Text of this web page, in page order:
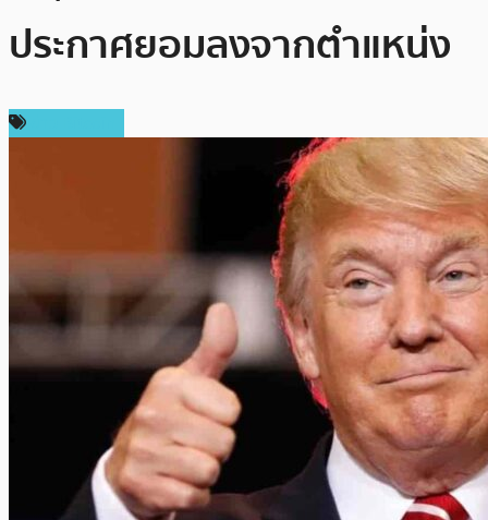
ประกาศยอมลงจากตำแหน่ง